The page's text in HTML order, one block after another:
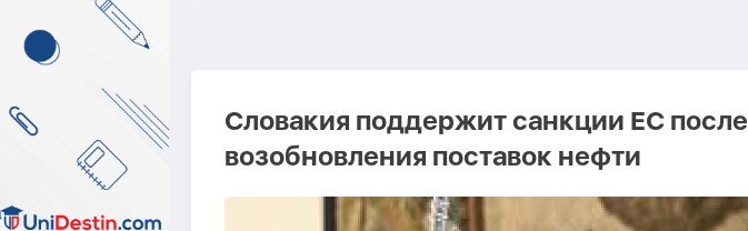
Словакия поддержит санкции ЕС после
возобновления поставок нефти